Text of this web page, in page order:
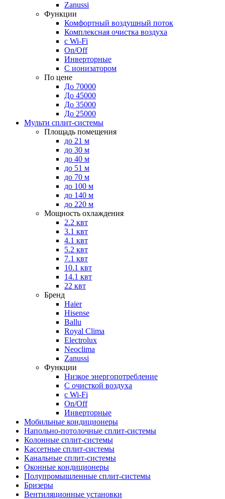
Zanussi
Функции
Комфортный воздушный поток
Комплексная очистка воздуха
с Wi-Fi
On/Off
Инверторные
С ионизатором
По цене
До 70000
До 45000
До 35000
До 25000
Мульти сплит-системы
Площадь помещения
до 21 м
до 30 м
до 40 м
до 51 м
до 70 м
до 100 м
до 140 м
до 220 м
Мощность охлаждения
2.2 квт
3.1 квт
4.1 квт
5.2 квт
7.1 квт
10.1 квт
14.1 квт
22 квт
Бренд
Haier
Hisense
Ballu
Royal Clima
Electrolux
Neoclima
Zanussi
Функции
Низкое энергопотребление
С очисткой воздуха
с Wi-Fi
On/Off
Инверторные
Мобильные кондиционеры
Напольно-потолоч​ные ​сплит-системы
Колонные ​​сплит-системы
Кассетные сплит-системы
Канальные сплит-системы
Оконные кондиционеры
Полупромышленные сплит-системы
Бризеры
Вентиляционные установки